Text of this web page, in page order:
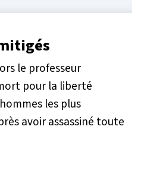
le professeur
pour la liberté
les plus
avoir assassiné toute